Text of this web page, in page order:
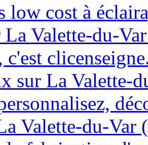
low cost à
Valette-du-
sur La Valette-
Valette-du-Var